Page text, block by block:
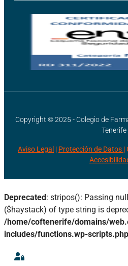
Copyright © 2025 - Colegio de
Tenerife
Aviso Legal | Protección de Datos |
Deprecated: stripos(): Passing
($haystack) of type string is
/home/coftenerife/domains/
includes/functions.wp-scripts.php